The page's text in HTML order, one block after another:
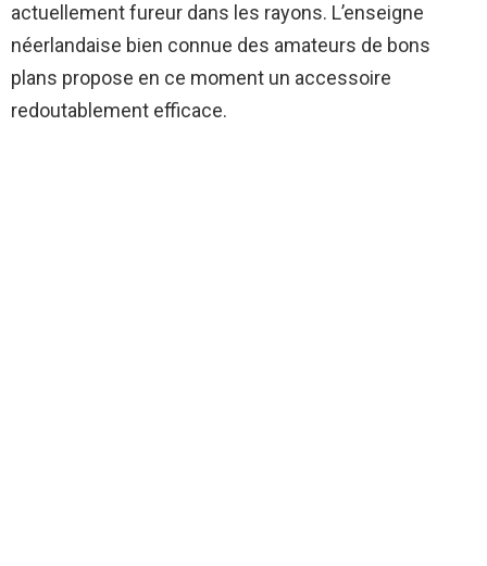
actuellement fureur dans les rayons. L’enseigne
néerlandaise bien connue des amateurs de bons
plans propose en ce moment un accessoire
redoutablement efficace.